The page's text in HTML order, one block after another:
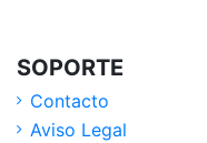
SOPORTE
Contacto
Aviso Legal